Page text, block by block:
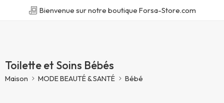
Bienvenue sur notre boutique Forsa-Store.com
Toilette et Soins Bébés
Maison MODE BEAUTÉ & SANTÉ Bébé